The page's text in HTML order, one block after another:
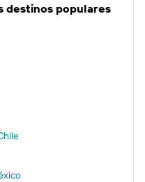
destinos populares